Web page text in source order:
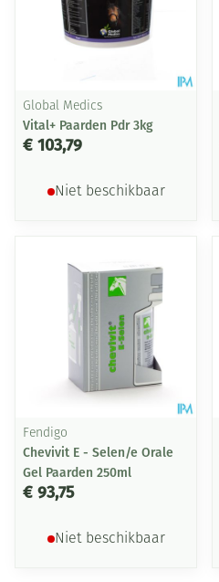
Global Medics
Vital+ Paarden Pdr 3kg
€ 103,79
Niet beschikbaar
Fendigo
Chevivit E - Selen/e Orale
Gel Paarden 250ml
€ 93,75
Niet beschikbaar